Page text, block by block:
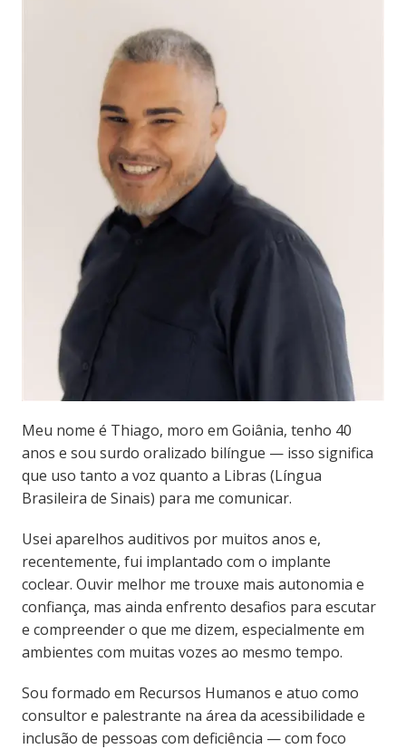
Meu nome é Thiago, moro em Goiânia, tenho 40
anos e sou surdo oralizado bilíngue — isso significa
que uso tanto a voz quanto a Libras (Língua
Brasileira de Sinais) para me comunicar.
Usei aparelhos auditivos por muitos anos e,
recentemente, fui implantado com o implante
coclear. Ouvir melhor me trouxe mais autonomia e
confiança, mas ainda enfrento desafios para escutar
e compreender o que me dizem, especialmente em
ambientes com muitas vozes ao mesmo tempo.
Sou formado em Recursos Humanos e atuo como
consultor e palestrante na área da acessibilidade e
inclusão de pessoas com deficiência — com foco